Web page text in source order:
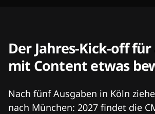
Der Jahres-Kick-off
mit Content etwas
Nach fünf Ausgaben in Köln
nach München: 2027 findet die